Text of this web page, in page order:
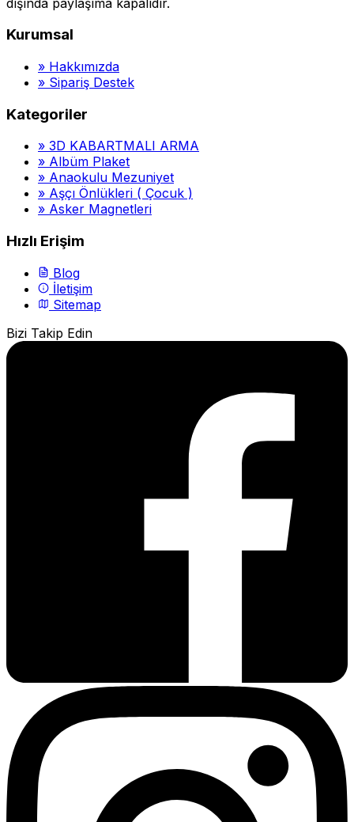
Kurumsal
» Hakkımızda
» Sipariş Destek
Kategoriler
» 3D KABARTMALI ARMA
» Albüm Plaket
» Anaokulu Mezuniyet
» Aşçı Önlükleri ( Çocuk )
» Asker Magnetleri
Hızlı Erişim
Blog
İletişim
Sitemap
Bizi Takip Edin